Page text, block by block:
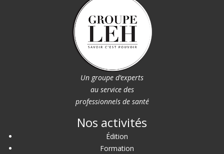
Un groupe d’experts
au service des
professionnels de santé
Nos activités
Édition
Formation